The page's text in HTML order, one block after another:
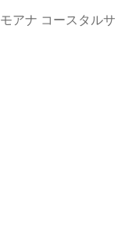
アナ コースタルサ